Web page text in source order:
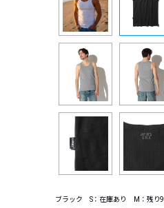
ブラック S：在庫あり M：残